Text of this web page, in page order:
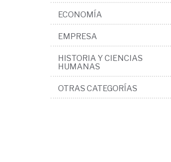
ECONOMÍA
EMPRESA
HISTORIA Y CIENCIAS
HUMANAS
OTRAS CATEGORÍAS